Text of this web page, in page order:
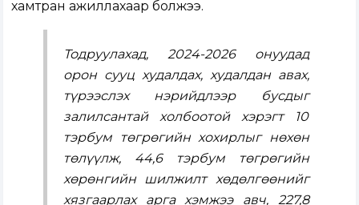
хамтран ажиллахаар болжээ.
Тодруулахад, 2024-2026 онуудад
орон сууц худалдах, худалдан авах,
түрээслэх нэрийдлээр бусдыг
залилсантай холбоотой хэрэгт 10
тэрбум төгрөгийн хохирлыг нөхөн
төлүүлж, 44,6 тэрбум төгрөгийн
хөрөнгийн шилжилт хөдөлгөөнийг
хязгаарлах арга хэмжээ авч, 227,8